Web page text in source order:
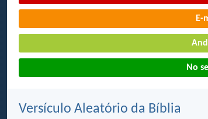
E-
No
Versículo Aleatório da Bíblia